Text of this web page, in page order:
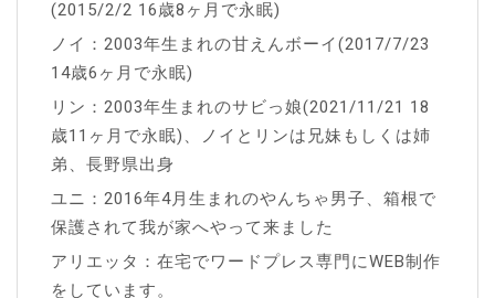
(2015/2/2 16歳8ヶ月で永眠)
ノイ：2003年生まれの甘えんボーイ(2017/7/23
14歳6ヶ月で永眠)
リン：2003年生まれのサビっ娘(2021/11/21 18
歳11ヶ月で永眠)、ノイとリンは兄妹もしくは姉
弟、長野県出身
ユニ：2016年4月生まれのやんちゃ男子、箱根で
保護されて我が家へやって来ました
アリエッタ：在宅でワードプレス専門にWEB制作
をしています。